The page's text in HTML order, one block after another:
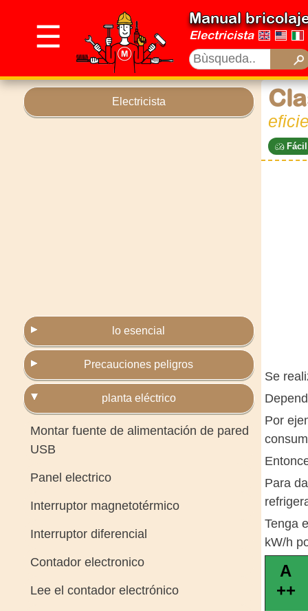
☰
Manual
Electricista
Electricista
lo esencial
Precauciones peligros
planta eléctrico
Montar fuente de alimentación de pared
USB
Panel electrico
Interruptor magnetotérmico
Interruptor diferencial
Contador electronico
Lee el contador electrónico
Fácil
Se
Por
Para
Tenga
kW/h
A
++